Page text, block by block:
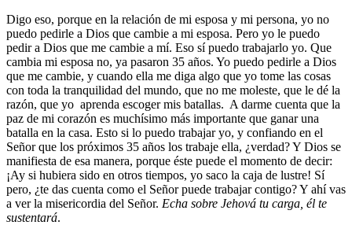
Digo eso, porque en la relación de mi esposa y mi persona, yo no
puedo pedirle a Dios que cambie a mi esposa. Pero yo le puedo
pedir a Dios que me cambie a mí. Eso sí puedo trabajarlo yo. Que
cambia mi esposa no, ya pasaron 35 años. Yo puedo pedirle a Dios
que me cambie, y cuando ella me diga algo que yo tome las cosas
con toda la tranquilidad del mundo, que no me moleste, que le dé la
razón, que yo aprenda escoger mis batallas. A darme cuenta que la
paz de mi corazón es muchísimo más importante que ganar una
batalla en la casa. Esto si lo puedo trabajar yo, y confiando en el
Señor que los próximos 35 años los trabaje ella, ¿verdad? Y Dios se
manifiesta de esa manera, porque éste puede el momento de decir:
¡Ay si hubiera sido en otros tiempos, yo saco la caja de lustre! Sí
pero, ¿te das cuenta como el Señor puede trabajar contigo? Y ahí vas
a ver la misericordia del Señor. Echa sobre Jehová tu carga, él te
sustentará.